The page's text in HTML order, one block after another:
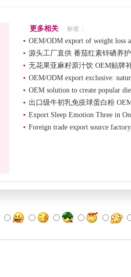
更多相关 标签：
OEM/ODM export of weight loss
源头工厂直供 番茄红素锌硒养
无花果亚麻籽原汁饮 OEM贴牌
OEM/ODM export exclusive:
OEM solution to create popular
出口级牛初乳免疫球蛋白粉
Export Sleep Emotion Three in
Foreign trade export source